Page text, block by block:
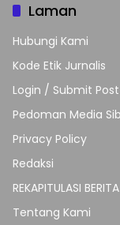
Laman
Hubungi Kami
Kode Etik Jurnalis
Login / Submit Post
Pedoman Media
Privacy Policy
Redaksi
REKAPITULASI
Tentang Kami